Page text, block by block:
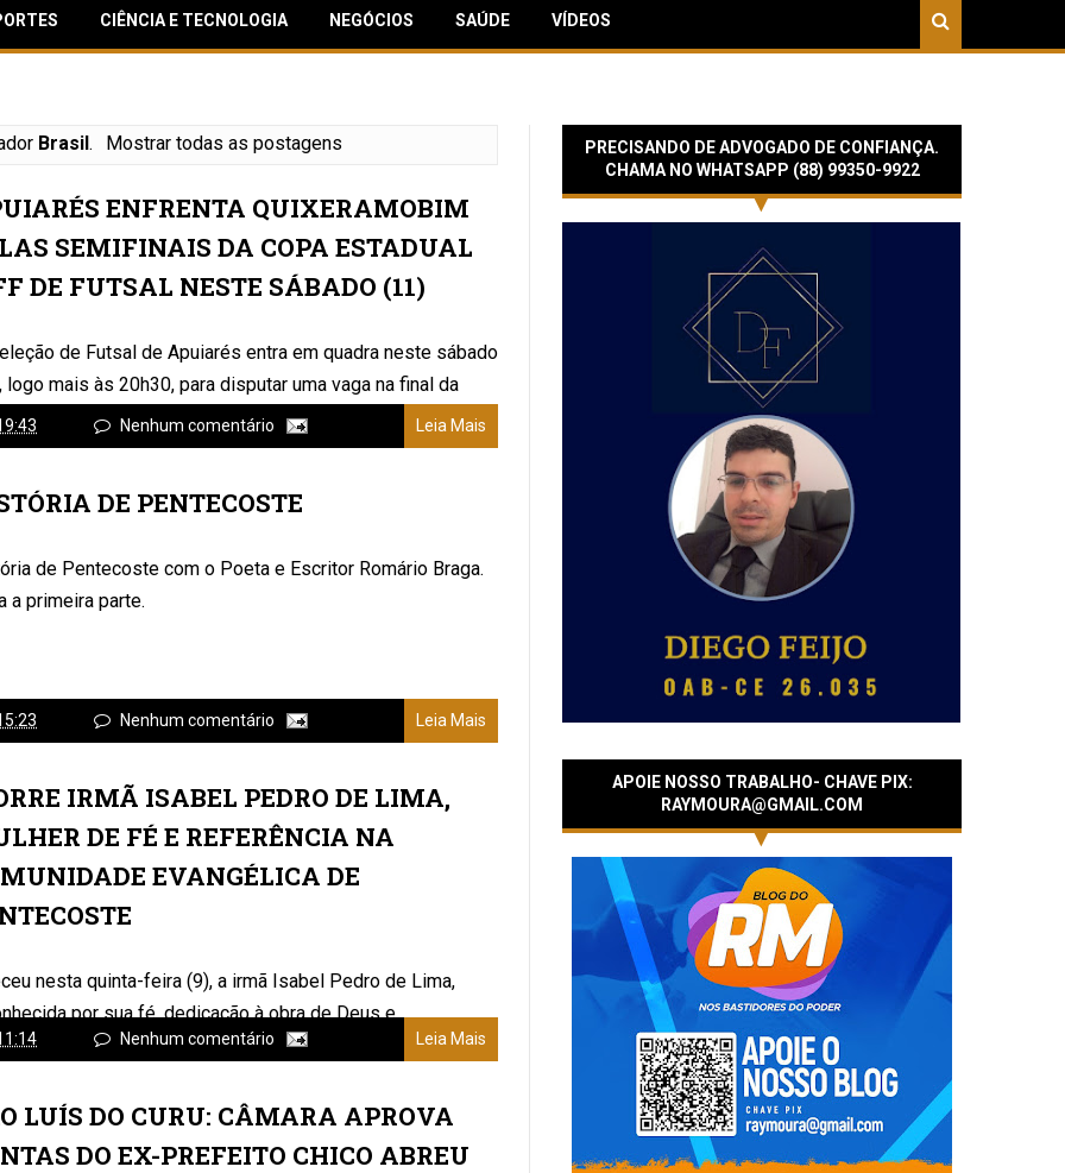
CIÊNCIA E TECNOLOGIA NEGÓCIOS SAÚDE VÍDEOS
Brasil. Mostrar todas as postagens
ENFRENTA QUIXERAMOBIM
SEMIFINAIS DA COPA ESTADUAL
DE FUTSAL NESTE SÁBADO (11)
de Futsal de Apuiarés entra em quadra neste sábado
logo mais às 20h30, para disputar uma vaga na final da
Estadual LIF...Nenhum comentário Leia Mais
DE PENTECOSTE
de Pentecoste com o Poeta e Escritor Romário Braga.
a primeira parte.
Nenhum comentário Leia Mais
IRMÃ ISABEL PEDRO DE LIMA,
DE FÉ E REFERÊNCIA NA
EVANGÉLICA DE
nesta quinta-feira (9), a irmã Isabel Pedro de Lima,
por sua fé, dedicação à obra de Deus e
de vida cristã. M...
Nenhum comentário Leia Mais
LUÍS DO CURU: CÂMARA APROVA
DO EX-PREFEITO CHICO ABREU
PRECISANDO DE ADVOGADO DE CONFIANÇA.
CHAMA NO WHATSAPP (88) 99350-9922
APOIE NOSSO TRABALHO- CHAVE PIX:
RAYMOURA@GMAIL.COM